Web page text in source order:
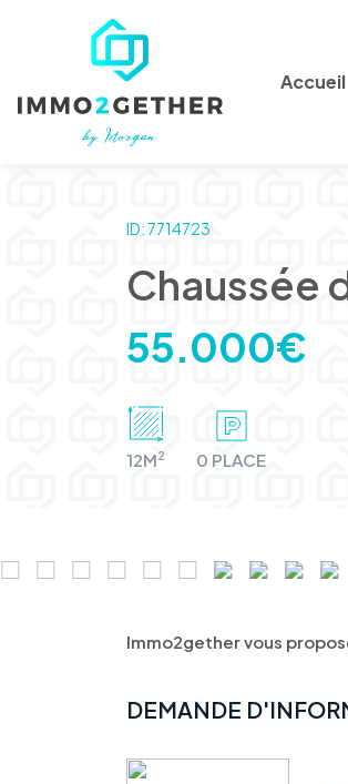
Accueil
ID: 7714723
Chaussée
55.000€
12M2 0 PLACE
Immo2gether vous
DEMANDE